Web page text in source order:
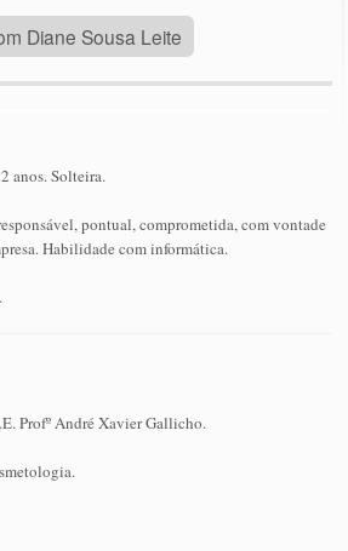
Diane Sousa Leite
anos. Solteira.
pontual, comprometida, com vontade
Habilidade com informática.
Profº André Xavier Gallicho.